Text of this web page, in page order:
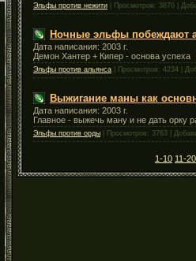
Эльфы против нежити | Просмотров: 3870 |
Ночные эльфы побеждают
Дата написания: 2003 г.
Демон Хантер + Кипер - основа успеха
Эльфы против альянса | Просмотров: 4234 |
Выжигание маны как
Дата написания: 2003 г.
Главное - выжечь ману и не дать орку
Эльфы против орды | Просмотров: 3763 |
1-10 11-20